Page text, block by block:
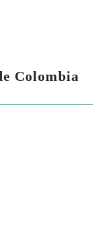
Colombia